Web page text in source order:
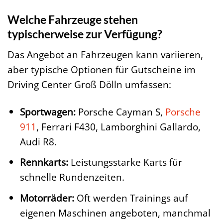
Welche Fahrzeuge stehen
typischerweise zur Verfügung?
Das Angebot an Fahrzeugen kann variieren,
aber typische Optionen für Gutscheine im
Driving Center Groß Dölln umfassen:
Sportwagen:Porsche Cayman S, Porsche
911, Ferrari F430, Lamborghini Gallardo,
Audi R8.
Rennkarts:Leistungsstarke Karts für
schnelle Rundenzeiten.
Motorräder:Oft werden Trainings auf
eigenen Maschinen angeboten, manchmal